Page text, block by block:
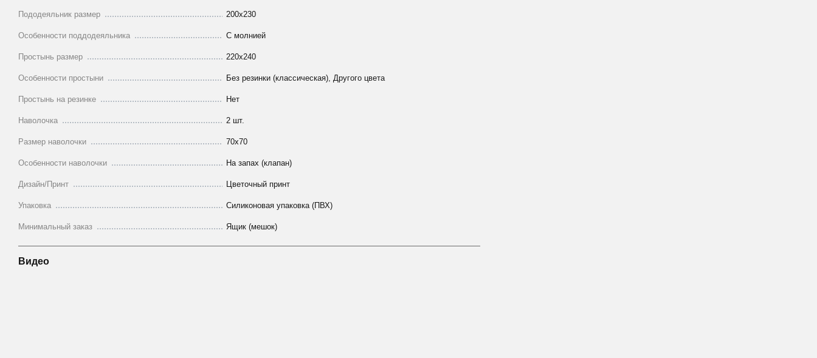
Пододеяльник размер 200х230
Особенности поддодеяльника С молнией
Простынь размер 220х240
Особенности простыни Без резинки (классическая), Другого цвета
Простынь на резинке Нет
Наволочка 2 шт.
Размер наволочки 70х70
Особенности наволочки На запах (клапан)
Дизайн/Принт Цветочный принт
Упаковка Силиконовая упаковка (ПВХ)
Минимальный заказ Ящик (мешок)
Видео